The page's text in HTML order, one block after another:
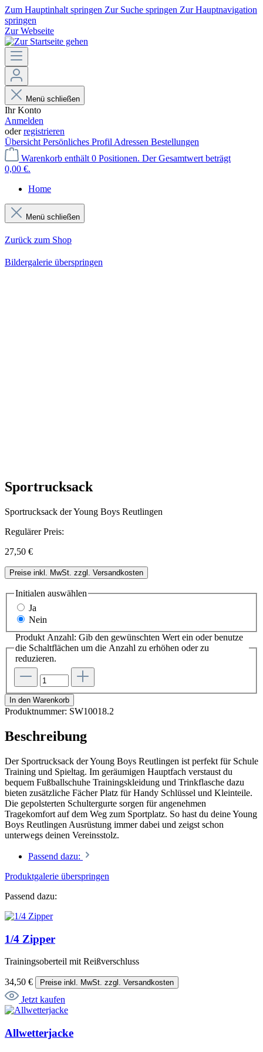
Zum Hauptinhalt springen Zur Suche springen Zur Hauptnavigation
springen
Zur Webseite
Menü schließen
Ihr Konto
Anmelden
oderregistrieren
Übersicht Persönliches Profil Adressen Bestellungen
Warenkorb enthält 0 Positionen. Der Gesamtwert beträgt
0,00 €.
Home
Menü schließen
Zurück zum Shop
Bildergalerie überspringen
Sportrucksack
Sportrucksack der Young Boys Reutlingen
Regulärer Preis:
27,50 €
Preise inkl. MwSt. zzgl. Versandkosten
Initialen auswählen
Ja
Nein
Produkt Anzahl: Gib den gewünschten Wert ein oder benutze
die Schaltflächen um die Anzahl zu erhöhen oder zu
reduzieren.
In den Warenkorb
Produktnummer: SW10018.2
Beschreibung
Der Sportrucksack der Young Boys Reutlingen ist perfekt für Schule
Training und Spieltag. Im geräumigen Hauptfach verstaust du
bequem Fußballschuhe Trainingskleidung und Trinkflasche dazu
bieten zusätzliche Fächer Platz für Handy Schlüssel und Kleinteile.
Die gepolsterten Schultergurte sorgen für angenehmen
Tragekomfort auf dem Weg zum Sportplatz. So hast du deine Young
Boys Reutlingen Ausrüstung immer dabei und zeigst schon
unterwegs deinen Vereinsstolz.
Passend dazu:
Produktgalerie überspringen
Passend dazu:
1/4 Zipper
Trainingsoberteil mit Reißverschluss
34,50 € Preise inkl. MwSt. zzgl. Versandkosten
Jetzt kaufen
Allwetterjacke